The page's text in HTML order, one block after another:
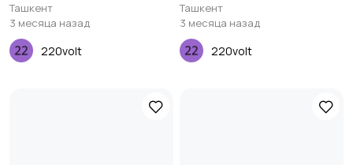
Ташкент
3 месяца назад
220volt
Ташкент
3 месяца назад
220volt